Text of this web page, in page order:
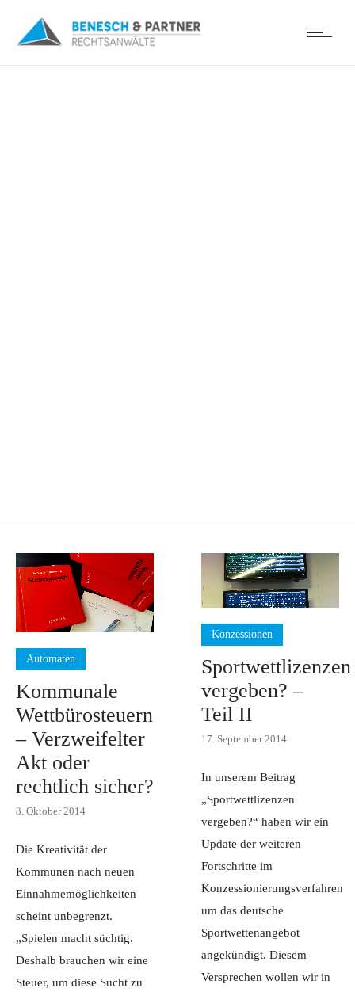
Automaten
Kommunale
Wettbürosteuern
– Verzweifelter
Akt oder
rechtlich sicher?
8. Oktober 2014
Die Kreativität der
Kommunen nach neuen
Einnahmemöglichkeiten
scheint unbegrenzt.
„Spielen macht süchtig.
Deshalb brauchen wir eine
Steuer, um diese Sucht zu
Konzessionen
Sportwettlizenzen
vergeben? –
Teil II
17. September 2014
In unserem Beitrag
„Sportwettlizenzen
vergeben?“ haben wir ein
Update der weiteren
Fortschritte im
Konzessionierungsverfahren
um das deutsche
Sportwettenangebot
angekündigt. Diesem
Versprechen wollen wir in